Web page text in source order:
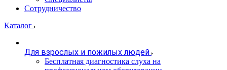
Сотрудничество
Каталог
Для взрослых и пожилых людей
Бесплатная диагностика слуха на